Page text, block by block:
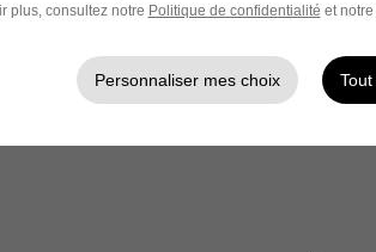
que soit la suite donnée à votre
plus, consultez notre Politique de confidentialité et notre
Personnaliser mes choix